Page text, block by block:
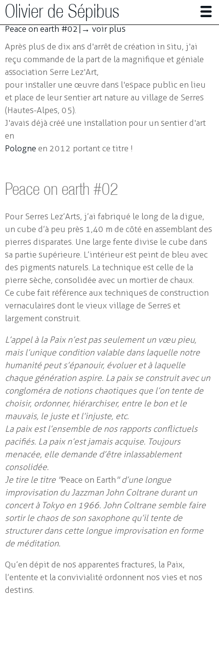
Olivier de Sépibus
Photographe | Plasticien
Alpes en mutation
Panser (avec) les abeilles
Autres travaux en photographie
Installations
Peace on earth #01
Nos coeurs battant
Iceberg #02
Submersion
La part de l'ombre #01
L'âge de pierre
Petites architectures
Workshops
Parutions
Biographie & cv
contact / liens
français | english
Peace on earth #02 | → voir plus
Après plus de dix ans d'arrêt de création in situ, j'ai
reçu commande de la part de la magnifique et géniale
association Serre Lez'Art,
pour installer une œuvre dans l'espace public en lieu
et place de leur sentier art nature au village de Serres
(Hautes-Alpes, 05).
J'avais déjà créé une installation pour un sentier d'art
en
Pologne en 2012 portant ce titre !
Peace on earth #02
Pour Serres Lez’Arts, j’ai fabriqué le long de la digue,
un cube d’à peu près 1,40 m de côté en assemblant des
pierres disparates. Une large fente divise le cube dans
sa partie supérieure. L’intérieur est peint de bleu avec
des pigments naturels. La technique est celle de la
pierre sèche, consolidée avec un mortier de chaux.
Ce cube fait référence aux techniques de construction
vernaculaires dont le vieux village de Serres et
largement construit.
L’appel à la Paix n’est pas seulement un vœu pieu,
mais l’unique condition valable dans laquelle notre
humanité peut s’épanouir, évoluer et à laquelle
chaque génération aspire. La paix se construit avec un
congloméra de notions chaotiques que l’on tente de
choisir, ordonner, hiérarchiser, entre le bon et le
mauvais, le juste et l’injuste, etc.
La paix est l’ensemble de nos rapports conflictuels
pacifiés. La paix n’est jamais acquise. Toujours
menacée, elle demande d’être inlassablement
consolidée.
Je tire le titre "Peace on Earth" d’une longue
improvisation du Jazzman John Coltrane durant un
concert à Tokyo en 1966. John Coltrane semble faire
sortir le chaos de son saxophone qu’il tente de
structurer dans cette longue improvisation en forme
de méditation.
Qu’en dépit de nos apparentes fractures, la Paix,
l’entente et la convivialité ordonnent nos vies et nos
destins.